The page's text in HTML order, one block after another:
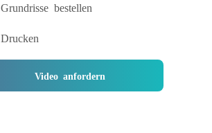
Grundrisse bestellen
Drucken
Video anfordern